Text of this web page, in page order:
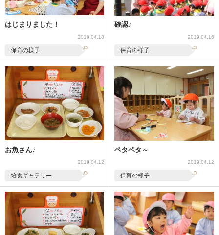
はじまりました！
2019.04.18
保育の様子
確認♪
2019.04.16
保育の様子
お魚さん♪
2019.04.12
給食ギャラリー
ペタペタ～
2019.04.12
保育の様子